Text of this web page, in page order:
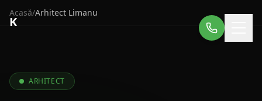
K
Acasă/Arhitect Limanu
ARHITECT